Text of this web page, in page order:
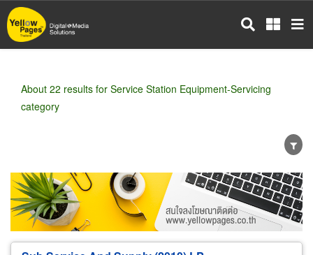
Skip
to
main
About 22 results for Service Station Equipment-Servicing
category
Wholesale Retail Manufacturer
Dealer
Exporter/Importer
Service Business